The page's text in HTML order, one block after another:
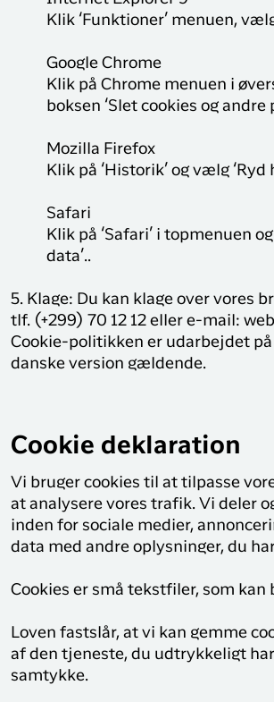
Klik ‘Funktioner’ menuen,
Google Chrome
Klik på Chrome menuen i
boksen ‘Slet cookies og andre
Mozilla Firefox
Klik på ‘Historik’ og vælg ‘Ryd
Safari
Klik på ‘Safari’ i topmenuen
data’..
5. Klage: Du kan klage over vores
tlf. (+299) 70 12 12 eller e-mail:
Cookie-politikken er udarbejdet
danske version gældende.
Cookie deklaration
Vi bruger cookies til at tilpasse
at analysere vores trafik. Vi deler
inden for sociale medier,
data med andre oplysninger, du
Cookies er små tekstfiler, som
Loven fastslår, at vi kan gemme
af den tjeneste, du udtrykkeligt
samtykke.